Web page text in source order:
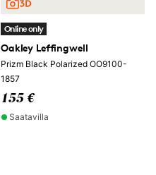
Online only
Oakley Leffingwell
Prizm Black Polarized OO9100-
1857
155 €
Saatavilla